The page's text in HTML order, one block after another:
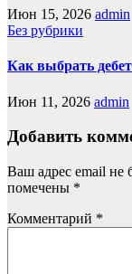
Июн 15, 2026 admin
Без рубрики
Как выбрать
Июн 11, 2026 admin
Добавить
Ваш адрес email не
помечены *
Комментарий *